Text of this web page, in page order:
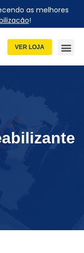
as melhores
!
VER LOJA